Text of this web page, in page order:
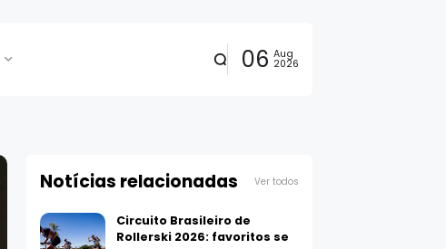
06 Aug
2026
Notícias relacionadas Ver todos
Circuito Brasileiro de
Rollerski 2026: favoritos se